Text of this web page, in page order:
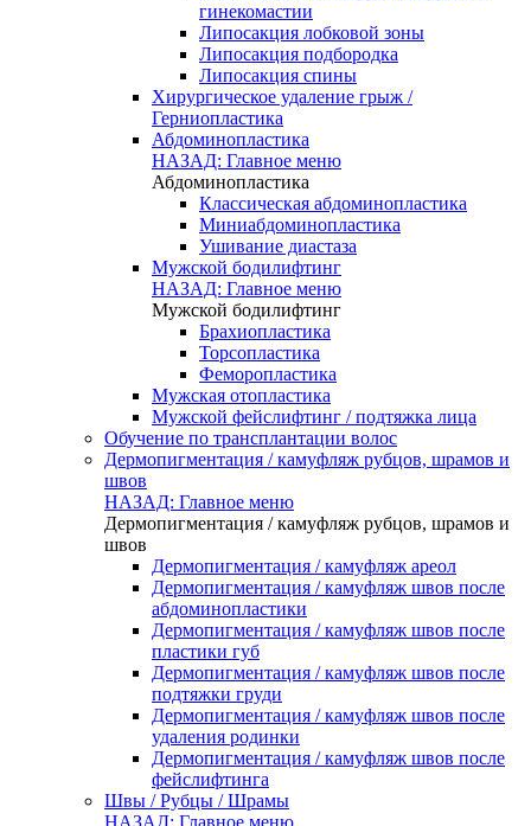
гинекомастии
Липосакция лобковой зоны
Липосакция подбородка
Липосакция спины
Хирургическое удаление грыж /
Герниопластика
Абдоминопластика
НАЗАД: Главное меню
Абдоминопластика
Классическая абдоминопластика
Миниабдоминопластика
Ушивание диастаза
Мужской бодилифтинг
НАЗАД: Главное меню
Мужской бодилифтинг
Брахиопластика
Торсопластика
Феморопластика
Мужская отопластика
Мужской фейслифтинг / подтяжка лица
Обучение по трансплантации волос
Дермопигментация / камуфляж рубцов, шрамов и
швов
НАЗАД: Главное меню
Дермопигментация / камуфляж рубцов, шрамов и
швов
Дермопигментация / камуфляж ареол
Дермопигментация / камуфляж швов после
абдоминопластики
Дермопигментация / камуфляж швов после
пластики губ
Дермопигментация / камуфляж швов после
подтяжки груди
Дермопигментация / камуфляж швов после
удаления родинки
Дермопигментация / камуфляж швов после
фейслифтинга
Швы / Рубцы / Шрамы
НАЗАД: Главное меню